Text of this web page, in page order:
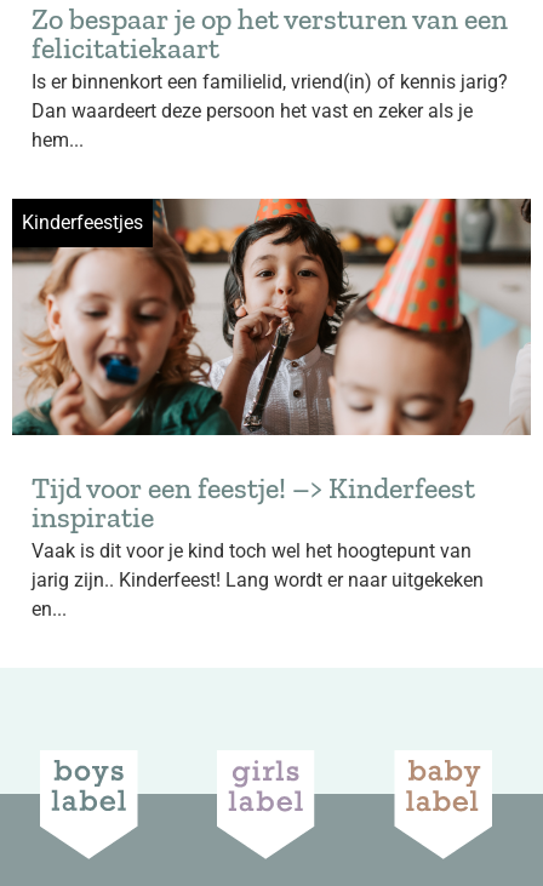
Zo bespaar je op het versturen van een
felicitatiekaart
Is er binnenkort een familielid, vriend(in) of kennis jarig?
Dan waardeert deze persoon het vast en zeker als je
hem...
Kinderfeestjes
Tijd voor een feestje! –> Kinderfeest
inspiratie
Vaak is dit voor je kind toch wel het hoogtepunt van
jarig zijn.. Kinderfeest! Lang wordt er naar uitgekeken
en...